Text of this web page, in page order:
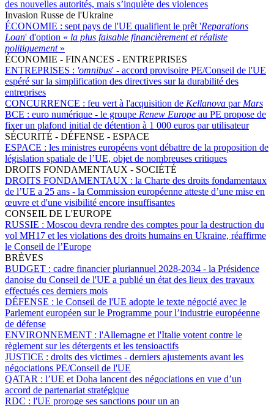
des nouvelles autorités, mais s’inquiète des violences
Invasion Russe de l'Ukraine
ÉCONOMIE : sept pays de l'UE qualifient le prêt 'Reparations
Loan' d'option « la plus faisable financièrement et réaliste
politiquement »
ÉCONOMIE - FINANCES - ENTREPRISES
ENTREPRISES : 'omnibus' - accord provisoire PE/Conseil de l'UE
espéré sur la simplification des directives sur la durabilité des
entreprises
CONCURRENCE : feu vert à l'acquisition de Kellanova par Mars
BCE : euro numérique - le groupe Renew Europe au PE propose de
fixer un plafond initial de détention à 1 000 euros par utilisateur
SÉCURITÉ - DÉFENSE - ESPACE
ESPACE : les ministres européens vont débattre de la proposition de
législation spatiale de l’UE, objet de nombreuses critiques
DROITS FONDAMENTAUX - SOCIÉTÉ
DROITS FONDAMENTAUX : la Charte des droits fondamentaux
de l’UE a 25 ans - la Commission européenne atteste d’une mise en
œuvre et d'une visibilité encore insuffisantes
CONSEIL DE L'EUROPE
RUSSIE : Moscou devra rendre des comptes pour la destruction du
vol MH17 et les violations des droits humains en Ukraine, réaffirme
le Conseil de l’Europe
BRÈVES
BUDGET : cadre financier pluriannuel 2028-2034 - la Présidence
danoise du Conseil de l'UE a publié un état des lieux des travaux
effectués ces derniers mois
DÉFENSE : le Conseil de l'UE adopte le texte négocié avec le
Parlement européen sur le Programme pour l’industrie européenne
de défense
ENVIRONNEMENT : l'Allemagne et l'Italie votent contre le
règlement sur les détergents et les tensioactifs
JUSTICE : droits des victimes - derniers ajustements avant les
négociations PE/Conseil de l'UE
QATAR : l’UE et Doha lancent des négociations en vue d’un
accord de partenariat stratégique
RDC : l'UE proroge ses sanctions pour un an